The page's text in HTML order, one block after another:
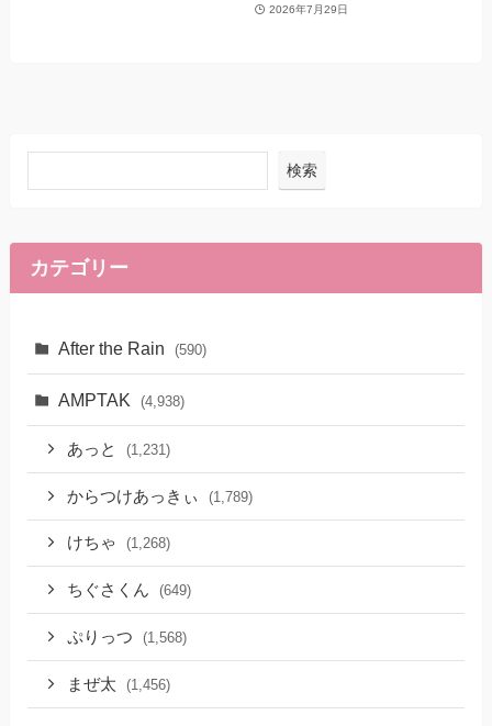
2026年7月29日
検索
カテゴリー
After the Rain (590)
AMPTAK (4,938)
あっと (1,231)
からつけあっきぃ (1,789)
けちゃ (1,268)
ちぐさくん (649)
ぷりっつ (1,568)
まぜ太 (1,456)